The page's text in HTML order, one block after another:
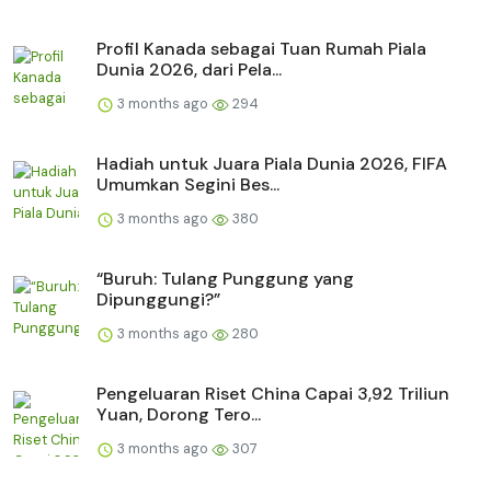
Profil Kanada sebagai Tuan Rumah Piala
Dunia 2026, dari Pela...
3 months ago 294
Hadiah untuk Juara Piala Dunia 2026, FIFA
Umumkan Segini Bes...
3 months ago 380
“Buruh: Tulang Punggung yang
Dipunggungi?”
3 months ago 280
Pengeluaran Riset China Capai 3,92 Triliun
Yuan, Dorong Tero...
3 months ago 307